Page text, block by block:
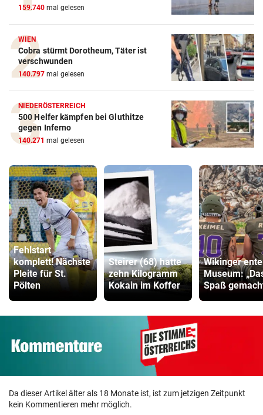
159.740 mal gelesen
WIEN
Cobra stürmt Dorotheum, Täter ist
verschwunden
140.797 mal gelesen
NIEDERÖSTERREICH
500 Helfer kämpfen bei Gluthitze
gegen Inferno
140.271 mal gelesen
Fehlstart
komplett! Nächste
Pleite für St.
Pölten
Steirer (68) hatte
zehn Kilogramm
Kokain im Koffer
Wikinger
Museum:
Spaß
Da dieser Artikel älter als 18 Monate ist, ist zum jetzigen Zeitpunkt
kein Kommentieren mehr möglich.